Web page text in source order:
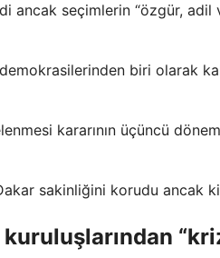
ancak seçimlerin “özgür, adil
demokrasilerinden biri olarak
kararının üçüncü
Dakar sakinliğini korudu